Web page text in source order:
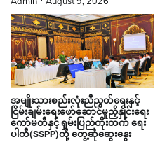
Admin August 8, 2026
တိုက်ပွဲသတင်း